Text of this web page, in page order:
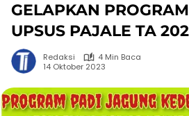
GELAPKAN
UPSUS PAJALE TA
Redaksi
4 Min Baca
14 Oktober 2023